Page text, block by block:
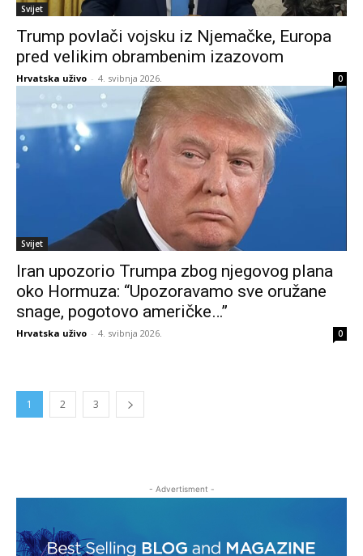
Svijet
Trump povlači vojsku iz Njemačke, Europa
pred velikim obrambenim izazovom
Hrvatska uživo - 4. svibnja 2026. 0
Svijet
Iran upozorio Trumpa zbog njegovog plana
oko Hormuza: “Upozoravamo sve oružane
snage, pogotovo američke…”
Hrvatska uživo - 4. svibnja 2026. 0
1 2 3
- Advertisment -